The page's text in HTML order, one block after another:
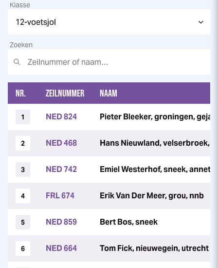
Klasse
Zoeken
NR. ZEILNUMMER NAAM
1 NED 824 Pieter Bleeker, groningen, geja
2 NED 468 Hans Nieuwland, velserbroek,
3 NED 742 Emiel Westerhof, sneek,
4 FRL 674 Erik Van Der Meer, grou, nnb
5 NED 859 Bert Bos, sneek
6 NED 664 Tom Fick, nieuwegein, utrecht